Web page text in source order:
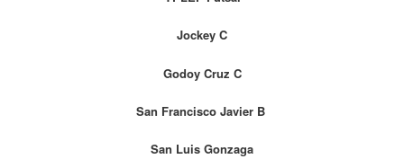
Jockey C
Godoy Cruz C
San Francisco Javier B
San Luis Gonzaga